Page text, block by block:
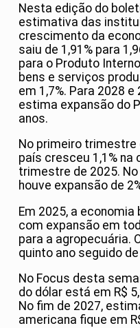
Nesta edição do
estimativa das
crescimento da
saiu de 1,91% para
para o Produto
bens e serviços
em 1,7%. Para 2028
estima expansão do
anos.
No primeiro trimestre
país cresceu ​1,1%
trimestre de 2025.
houve expansão de
Em 2025, a
com expansão em
para a agropecuária.
quinto ano seguido
No Focus desta
do dólar está em R$
No fim de 2027,
americana fique em